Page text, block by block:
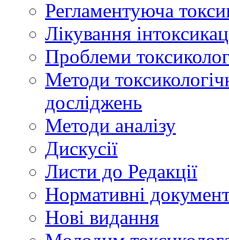
Регламентуюча
Лікування
Проблеми
Методи
досліджень
Методи аналізу
Дискусії
Листи до Редакції
Нормативні
Нові видання